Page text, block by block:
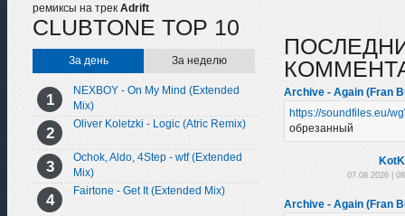
ремиксы на трек Adrift
CLUBTONE TOP 10
За день За неделю
NEXBOY - On My Mind (Extended
Mix)
Oliver Koletzki - Logic (Atric Remix)
Ochok, Aldo, 4Step - wtf (Extended
Mix)
Fairtone - Get It (Extended Mix)
Archive - Again (Fran
https://soundfiles.eu/
обрезанный
07.08.2026 |
Archive - Again (Fran